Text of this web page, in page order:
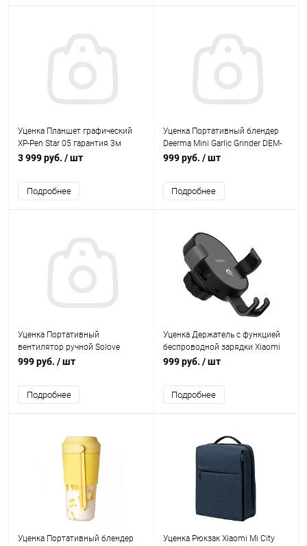
Уценка Планшет графический
XP-Pen Star 05 гарантия 3м
3 999 руб. / шт
Подробнее
Уценка Портативный блендер
Deerma Mini Garlic Grinder DEM-
JS100 гарантия 3 мес
999 руб. / шт
Подробнее
Уценка Портативный
вентилятор ручной Solove
manual fan 2000 mAh 3 Speed
999 руб. / шт
Подробнее
Уценка Держатель с функцией
беспроводной зарядки Xiaomi
Mi 70mai Midrive PB01 черный
999 руб. / шт
Подробнее
Уценка Портативный блендер Уценка Рюкзак Xiaomi Mi City